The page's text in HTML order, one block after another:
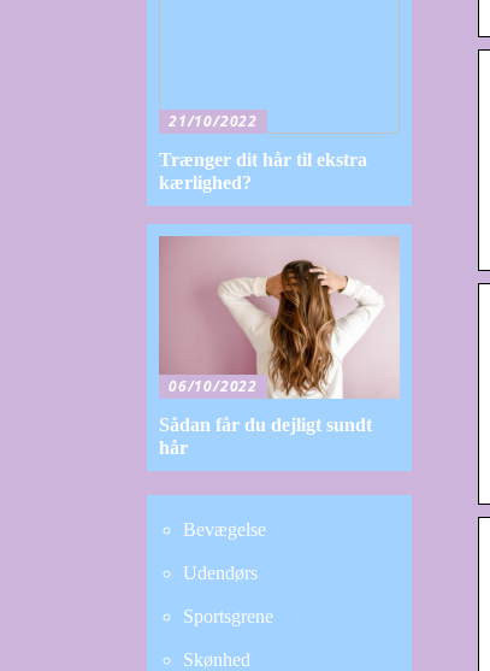
21/10/2022
Trænger dit hår til ekstra
kærlighed?
06/10/2022
Sådan får du dejligt sundt
hår
Bevægelse
Udendørs
Sportsgrene
Skønhed